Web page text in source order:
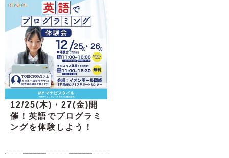
12/25(木)・27(金)開
催！英語でプログラミ
ングを体験しよう！